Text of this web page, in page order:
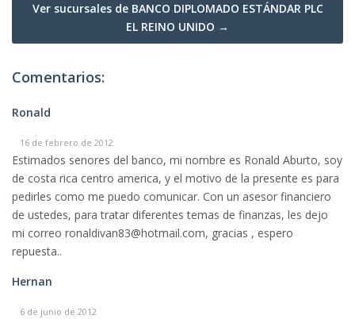
Ver sucursales de BANCO DIPLOMADO ESTÁNDAR PLC
EL REINO UNIDO →
Comentarios:
Ronald
16 de febrero de 2012
Estimados senores del banco, mi nombre es Ronald Aburto, soy
de costa rica centro america, y el motivo de la presente es para
pedirles como me puedo comunicar. Con un asesor financiero
de ustedes, para tratar diferentes temas de finanzas, les dejo
mi correo ronaldivan83@hotmail.com, gracias , espero
repuesta..
Hernan
6 de junio de 2012